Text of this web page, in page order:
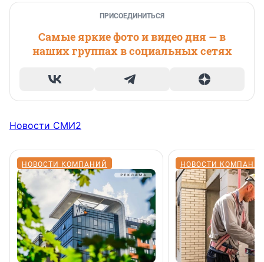
ПРИСОЕДИНИТЬСЯ
Самые яркие фото и видео дня — в
наших группах в социальных сетях
Новости СМИ2
НОВОСТИ КОМПАНИЙ НОВОСТИ